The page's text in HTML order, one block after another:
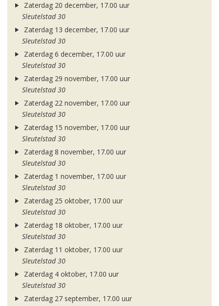
Zaterdag 20 december, 17.00 uur
Sleutelstad 30
Zaterdag 13 december, 17.00 uur
Sleutelstad 30
Zaterdag 6 december, 17.00 uur
Sleutelstad 30
Zaterdag 29 november, 17.00 uur
Sleutelstad 30
Zaterdag 22 november, 17.00 uur
Sleutelstad 30
Zaterdag 15 november, 17.00 uur
Sleutelstad 30
Zaterdag 8 november, 17.00 uur
Sleutelstad 30
Zaterdag 1 november, 17.00 uur
Sleutelstad 30
Zaterdag 25 oktober, 17.00 uur
Sleutelstad 30
Zaterdag 18 oktober, 17.00 uur
Sleutelstad 30
Zaterdag 11 oktober, 17.00 uur
Sleutelstad 30
Zaterdag 4 oktober, 17.00 uur
Sleutelstad 30
Zaterdag 27 september, 17.00 uur